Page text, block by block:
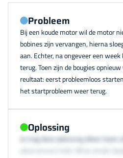
Probleem
Bij een koude motor wil de motor
bobines zijn vervangen, hierna
aan. Echter, na ongeveer een
terug. Toen zijn de bougies
reultaat: eerst probleemloos
het startprobleem weer terug.
Oplossing
Je mag deze oplossing alleen lezen